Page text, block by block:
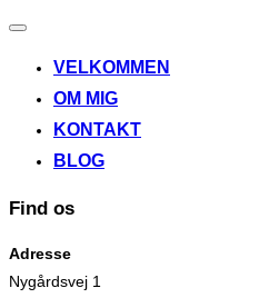
Slå
til/fra
VELKOMMEN
OM MIG
KONTAKT
BLOG
Find os
Adresse
Nygårdsvej 1